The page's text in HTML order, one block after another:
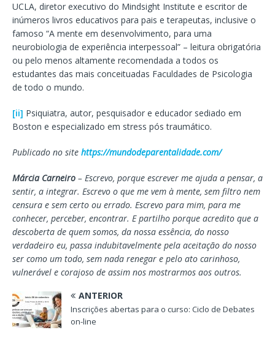
UCLA, diretor executivo do Mindsight Institute e escritor de
inúmeros livros educativos para pais e terapeutas, inclusive o
famoso “A mente em desenvolvimento, para uma
neurobiologia de experiência interpessoal” – leitura obrigatória
ou pelo menos altamente recomendada a todos os
estudantes das mais conceituadas Faculdades de Psicologia
de todo o mundo.
[ii] Psiquiatra, autor, pesquisador e educador sediado em
Boston e especializado em stress pós traumático.
Publicado no site https://mundodeparentalidade.com/
Márcia Carneiro – Escrevo, porque escrever me ajuda a pensar, a
sentir, a integrar. Escrevo o que me vem à mente, sem filtro nem
censura e sem certo ou errado. Escrevo para mim, para me
conhecer, perceber, encontrar. E partilho porque acredito que a
descoberta de quem somos, da nossa essência, do nosso
verdadeiro eu, passa indubitavelmente pela aceitação do nosso
ser como um todo, sem nada renegar e pelo ato carinhoso,
vulnerável e corajoso de assim nos mostrarmos aos outros.
ANTERIOR
Inscrições abertas para o curso: Ciclo de Debates
on-line